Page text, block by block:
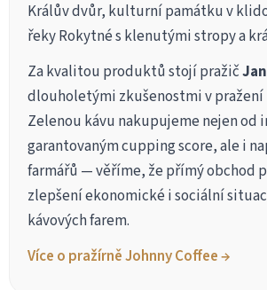
Králův dvůr, kulturní památku v
řeky Rokytné s klenutými stropy a
Za kvalitou produktů stojí pražič
dlouholetými zkušenostmi v pražení
Zelenou kávu nakupujeme nejen od
garantovaným cupping score, ale i
farmářů — věříme, že přímý obchod
zlepšení ekonomické i sociální
kávových farem.
Více o pražírně Johnny Coffee →